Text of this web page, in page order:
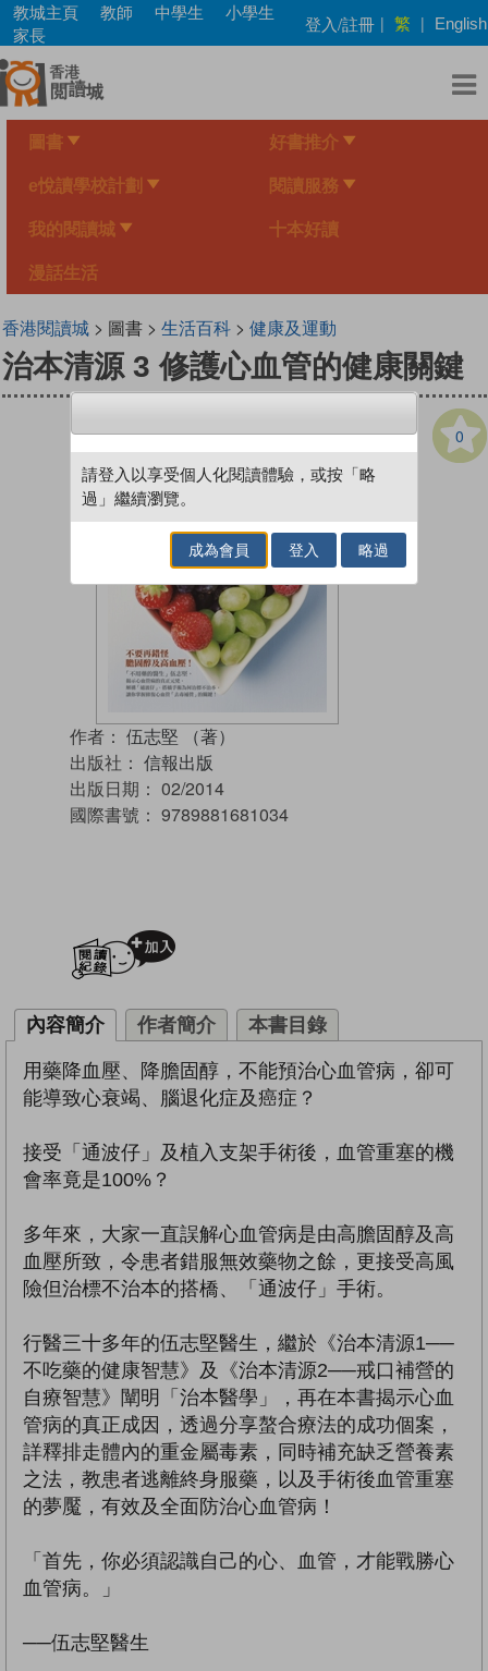
Skip
main
content
教城主頁 教師 中學生
小學生
家長
登入/註冊 | 繁 | English
圖書 好書推介
e悅讀學校計劃 閱讀服務
我的閱讀城 十本好讀
漫話生活
香港閱讀城> 圖書 > 生活百科> 健康及運動
治本清源 3 修護心血管的健康關鍵
0
作者： 伍志堅 （著）
出版社： 信報出版
出版日期： 02/2014
國際書號： 9789881681034
內容簡介 作者簡介 本書目錄
用藥降血壓、降膽固醇，不能預治心血管病，卻可
能導致心衰竭、腦退化症及癌症？
接受「通波仔」及植入支架手術後，血管重塞的機
會率竟是100%？
多年來，大家一直誤解心血管病是由高膽固醇及高
血壓所致，令患者錯服無效藥物之餘，更接受高風
險但治標不治本的搭橋、「通波仔」手術。
行醫三十多年的伍志堅醫生，繼於《治本清源1──
不吃藥的健康智慧》及《治本清源2──戒口補營的
自療智慧》闡明「治本醫學」，再在本書揭示心血
管病的真正成因，透過分享螯合療法的成功個案，
詳釋排走體內的重金屬毒素，同時補充缺乏營養素
之法，教患者逃離終身服藥，以及手術後血管重塞
的夢魘，有效及全面防治心血管病！
「首先，你必須認識自己的心、血管，才能戰勝心
血管病。」
──伍志堅醫生
請登入以享受個人化閱讀體驗，或按「略
過」繼續瀏覽。
成為會員 登入 略過